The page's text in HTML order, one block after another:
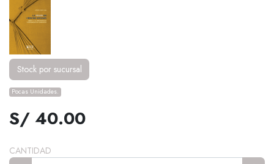
Stock por sucursal
Pocas Unidades.
S/ 40.00
CANTIDAD